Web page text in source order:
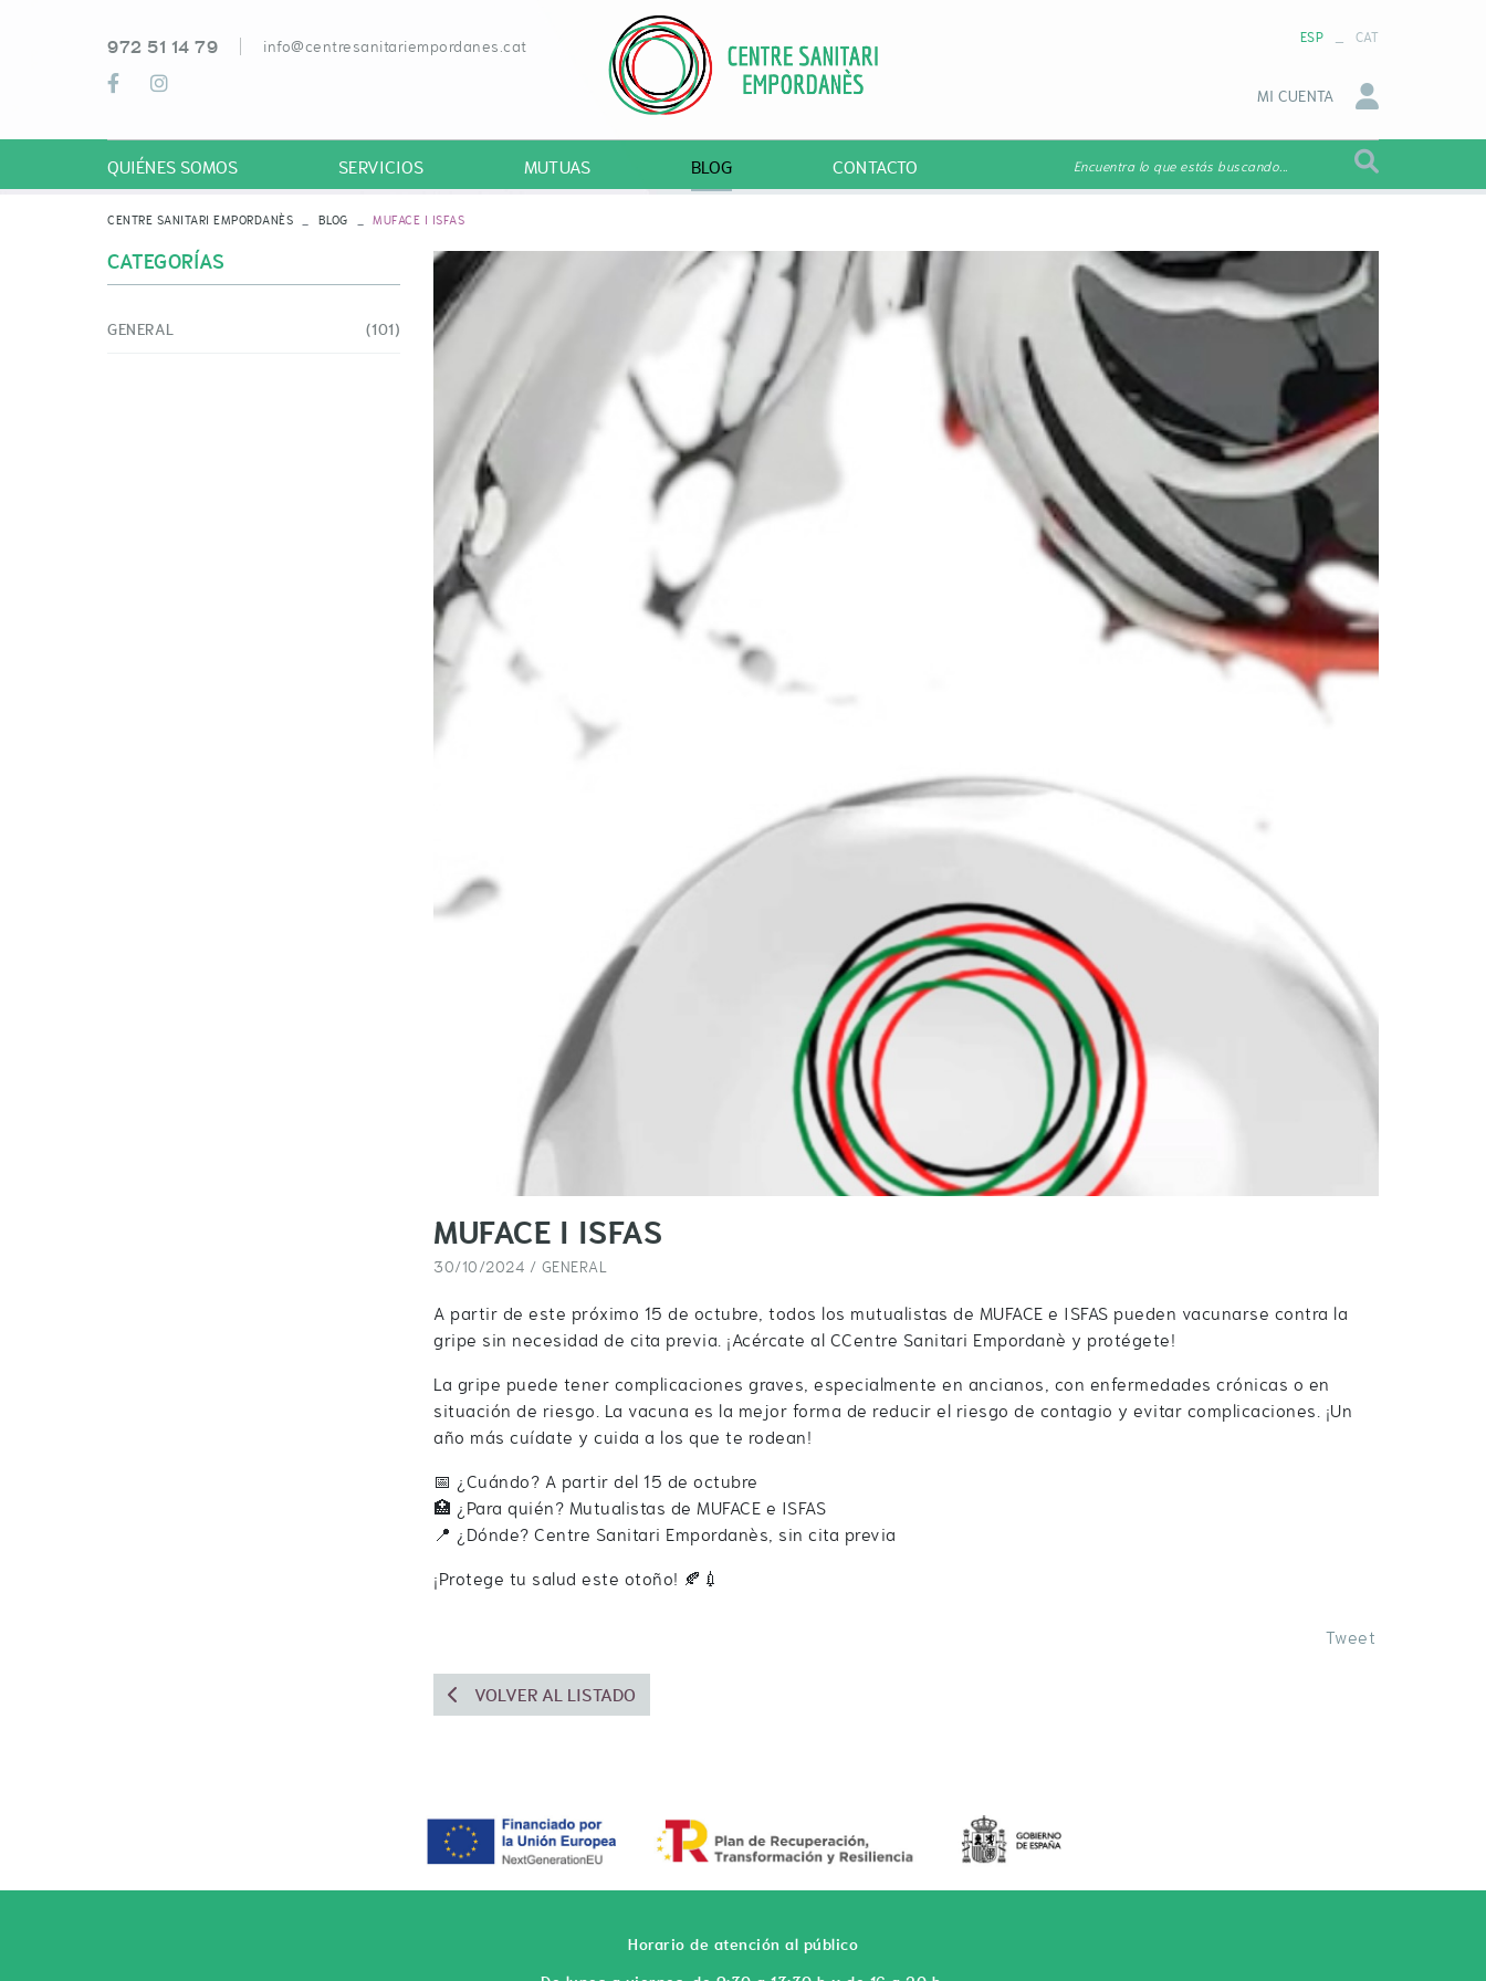
972 51 14 79 info@centresanitariempordanes.cat ESP _ CAT
MI CUENTA
QUIÉNES SOMOS SERVICIOS MUTUAS BLOG CONTACTO Encuentra lo que estás buscando...
CENTRE SANITARI EMPORDANÈS BLOG MUFACE I ISFAS
MUFACE I ISFAS
30/10/2024 / GENERAL
A partir de este próximo 15 de octubre, todos los mutualistas de MUFACE e ISFAS pueden vacunarse contra la
gripe sin necesidad de cita previa. ¡Acércate al CCentre Sanitari Empordanè y protégete!
La gripe puede tener complicaciones graves, especialmente en ancianos, con enfermedades crónicas o en
situación de riesgo. La vacuna es la mejor forma de reducir el riesgo de contagio y evitar complicaciones. ¡Un
año más cuídate y cuida a los que te rodean!
📅 ¿Cuándo? A partir del 15 de octubre
🏥 ¿Para quién? Mutualistas de MUFACE e ISFAS
📍 ¿Dónde? Centre Sanitari Empordanès, sin cita previa
¡Protege tu salud este otoño! 🍂💉
Tweet
VOLVER AL LISTADO
CATEGORÍAS
GENERAL (101)
Horario de atención al público